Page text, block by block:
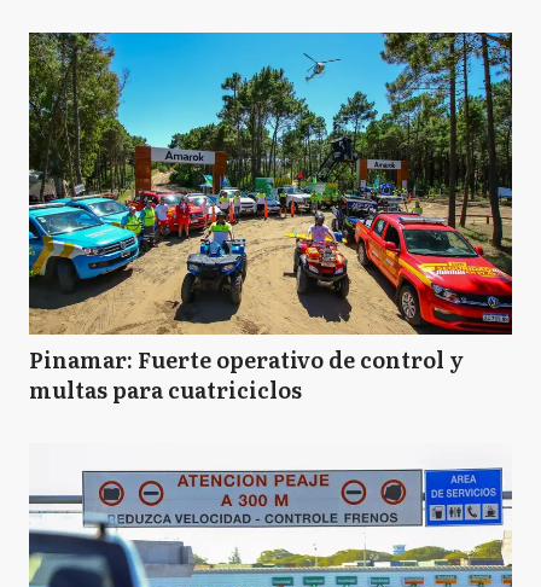
Pinamar: Fuerte operativo de control y
multas para cuatriciclos